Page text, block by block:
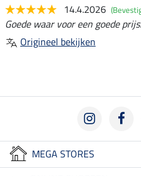
14.4.2026
Goede waar voor een goede
Origineel bekijken
MEGA STORES